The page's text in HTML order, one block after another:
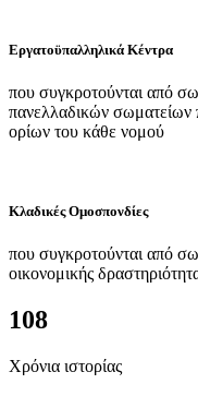
Εργατοϋπαλληλικά Κέντρα
που συγκροτούνται από
πανελλαδικών σωματείων
ορίων του κάθε νομού
Κλαδικές Ομοσπονδίες
που συγκροτούνται από
οικονομικής
108
Χρόνια ιστορίας